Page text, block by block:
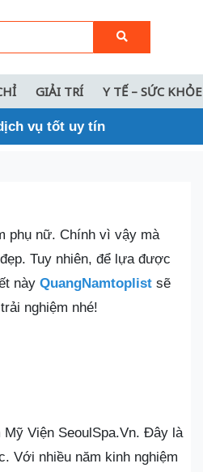
GIẢI TRÍ Y TẾ – SỨC KHỎE
vụ tốt uy tín
phụ nữ. Chính vì vậy mà
Tuy nhiên, để lựa được
này QuangNamtoplist sẽ
nghiệm nhé!
Viện SeoulSpa.Vn. Đây là
Với nhiều năm kinh nghiệm